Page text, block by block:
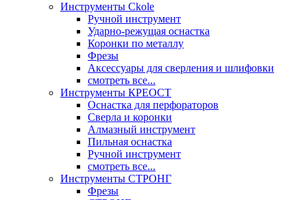
Инструменты Ckole
Ручной инструмент
Ударно‑режущая оснастка
Коронки по металлу
Фрезы
Аксессуары для сверления и шлифовки
смотреть все...
Инструменты КРЕОСТ
Оснастка для перфораторов
Сверла и коронки
Алмазный инструмент
Пильная оснастка
Ручной инструмент
смотреть все...
Инструменты СТРОНГ
Фрезы